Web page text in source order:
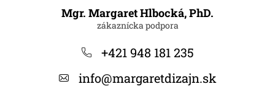
Mgr. Margaret Hlbocká, PhD.
+421 948 181 235
info@margaretdizajn.sk